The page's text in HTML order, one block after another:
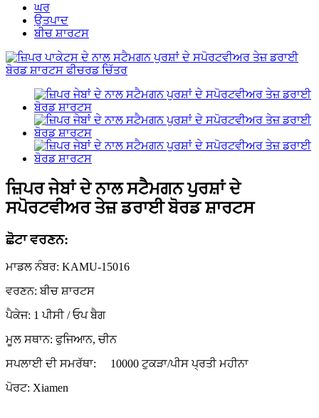
ਘਰ
ਉਤਪਾਦ
ਬੀਚ ਸ਼ਾਰਟਸ
ਜ਼ਿਪਰ ਜੇਬਾਂ ਦੇ ਨਾਲ ਸਟੈਮਗਨ ਪੁਰਸ਼ਾਂ ਦੇ
ਸਪੋਰਟਵੀਅਰ ਤੇਜ਼ ਡਰਾਈ ਬੋਰਡ ਸ਼ਾਰਟਸ
ਛੋਟਾ ਵਰਣਨ:
ਮਾਡਲ ਨੰਬਰ: KAMU-15016
ਵਰਣਨ: ਬੀਚ ਸ਼ਾਰਟਸ
ਪੈਕੇਜ: 1 ਪੀਸੀ / ਓਪ ਬੈਗ
ਮੂਲ ਸਥਾਨ: ਫੁਜਿਆਨ, ਚੀਨ
ਸਪਲਾਈ ਦੀ ਸਮਰੱਥਾ:
10000 ਟੁਕੜਾ/ਪੀਸ ਪ੍ਰਤੀ ਮਹੀਨਾ
ਪੋਰਟ: Xiamen